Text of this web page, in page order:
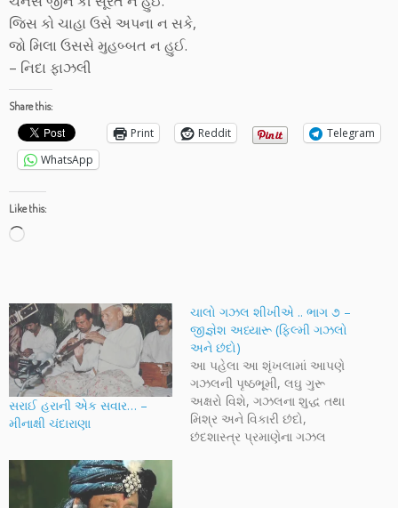
જિસ કો ચાહા ઉસે અપના ન સકે,
જો મિલા ઉસસે મુહબ્બત ન હુઈ.
– નિદા ફાઝલી
Share this:
Print Reddit
Telegram
WhatsApp
Like this:
Loading…
સરાઈ હરાની એક સવાર… –
મીનાક્ષી ચંદારાણા
ચાલો ગઝલ શીખીએ .. ભાગ ૭ –
જીજ્ઞેશ અધ્યારૂ (ફિલ્મી ગઝલો
અને છંદો)
આ પહેલા આ શૃંખલામાં આપણે
ગઝલની પૃષ્ઠભૂમી, લઘુ ગુરૂ
અક્ષરો વિશે, ગઝલના શુદ્ધ તથા
મિશ્ર અને વિકારી છંદો,
છંદશાસ્ત્ર પ્રમાણેના ગઝલ